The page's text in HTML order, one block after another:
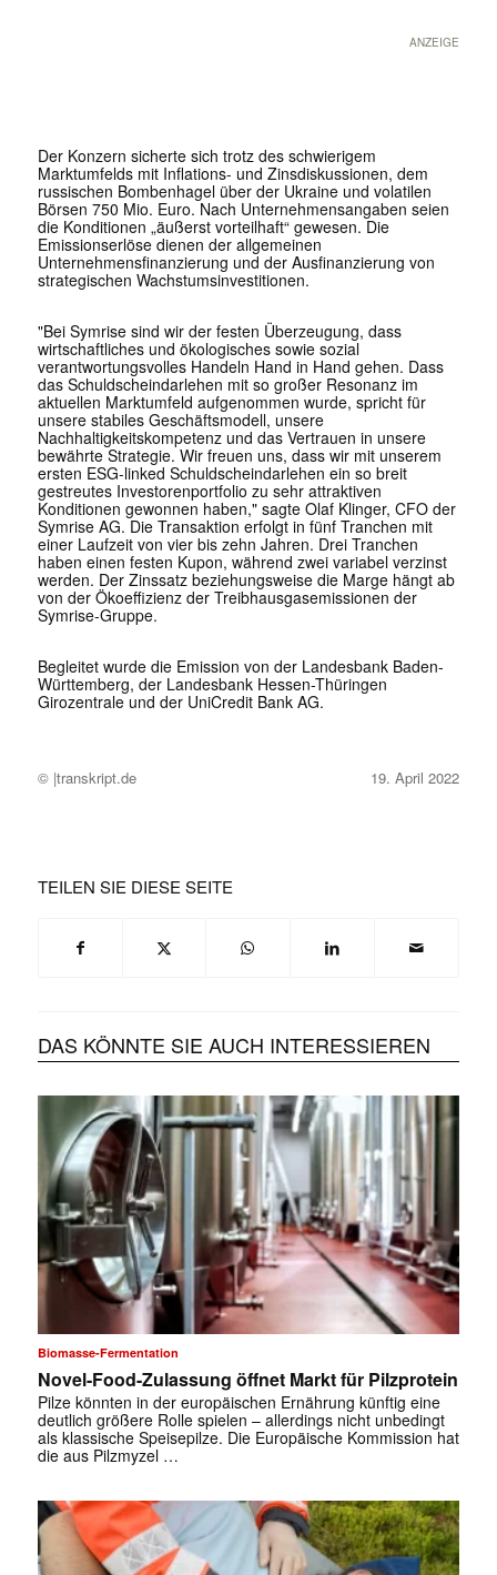
ANZEIGE
Der Konzern sicherte sich trotz des schwierigem
Marktumfelds mit Inflations- und Zinsdiskussionen, dem
russischen Bombenhagel über der Ukraine und volatilen
Börsen 750 Mio. Euro. Nach Unternehmensangaben seien
die Konditionen „äußerst vorteilhaft“ gewesen. Die
Emissionserlöse dienen der allgemeinen
Unternehmensfinanzierung und der Ausfinanzierung von
strategischen Wachstumsinvestitionen.
"Bei Symrise sind wir der festen Überzeugung, dass
wirtschaftliches und ökologisches sowie sozial
verantwortungsvolles Handeln Hand in Hand gehen. Dass
das Schuldscheindarlehen mit so großer Resonanz im
aktuellen Marktumfeld aufgenommen wurde, spricht für
unsere stabiles Geschäftsmodell, unsere
Nachhaltigkeitskompetenz und das Vertrauen in unsere
bewährte Strategie. Wir freuen uns, dass wir mit unserem
ersten ESG-linked Schuldscheindarlehen ein so breit
gestreutes Investorenportfolio zu sehr attraktiven
Konditionen gewonnen haben," sagte Olaf Klinger, CFO der
Symrise AG. Die Transaktion erfolgt in fünf Tranchen mit
einer Laufzeit von vier bis zehn Jahren. Drei Tranchen
haben einen festen Kupon, während zwei variabel verzinst
werden. Der Zinssatz beziehungsweise die Marge hängt ab
von der Ökoeffizienz der Treibhausgasemissionen der
Symrise-Gruppe.
Begleitet wurde die Emission von der Landesbank Baden-
Württemberg, der Landesbank Hessen-Thüringen
Girozentrale und der UniCredit Bank AG.
© |transkript.de 19. April 2022
TEILEN SIE DIESE SEITE
DAS KÖNNTE SIE AUCH INTERESSIEREN
Biomasse-Fermentation
Novel-Food-Zulassung öffnet Markt für Pilzprotein
Pilze könnten in der europäischen Ernährung künftig eine
deutlich größere Rolle spielen – allerdings nicht unbedingt
als klassische Speisepilze. Die Europäische Kommission hat
die aus Pilzmyzel …